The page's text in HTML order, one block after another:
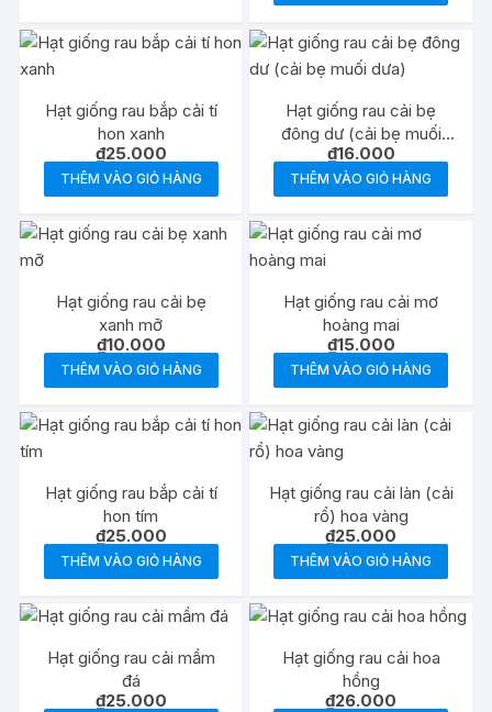
Hạt giống rau bắp cải tí
hon xanh
₫25.000
THÊM VÀO GIỎ HÀNG
Hạt giống rau cải bẹ
đông dư (cải bẹ muối
dưa)
₫16.000
THÊM VÀO GIỎ HÀNG
Hạt giống rau cải bẹ
xanh mỡ
₫10.000
THÊM VÀO GIỎ HÀNG
Hạt giống rau cải mơ
hoàng mai
₫15.000
THÊM VÀO GIỎ HÀNG
Hạt giống rau bắp cải tí
hon tím
₫25.000
THÊM VÀO GIỎ HÀNG
Hạt giống rau cải làn (cải
rổ) hoa vàng
₫25.000
THÊM VÀO GIỎ HÀNG
Hạt giống rau cải mầm
đá
₫25.000
Hạt giống rau cải hoa
hồng
₫26.000